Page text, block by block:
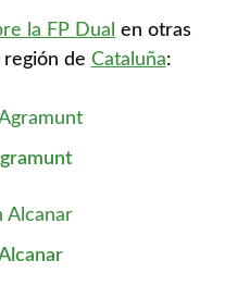
la FP Dual en otras
de Cataluña: